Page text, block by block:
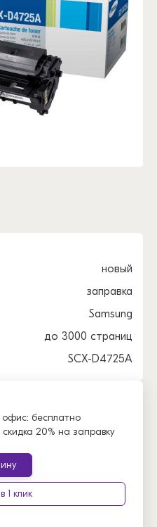
новый
заправка
Samsung
до 3000 страниц
SCX-D4725A
офис: бесплатно
скидка 20% на заправку
1 клик